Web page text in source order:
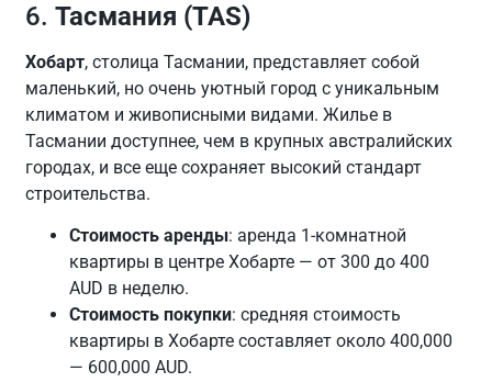
6.Тасмания (TAS)
Хобарт, столица Тасмании, представляет собой
маленький, но очень уютный город с уникальным
климатом и живописными видами. Жилье в
Тасмании доступнее, чем в крупных австралийских
городах, и все еще сохраняет высокий стандарт
строительства.
Стоимость аренды: аренда 1-комнатной
квартиры в центре Хобарте — от 300 до 400
AUD в неделю.
Стоимость покупки: средняя стоимость
квартиры в Хобарте составляет около 400,000
— 600,000 AUD.